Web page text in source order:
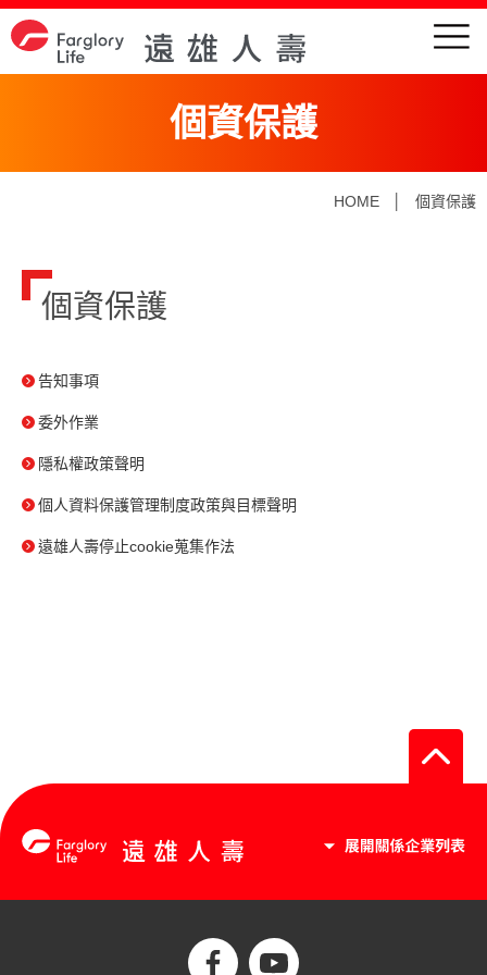
個資保護
HOME 個資保護
個資保護
告知事項
委外作業
隱私權政策聲明
個人資料保護管理制度政策與目標聲明
遠雄人壽停止cookie蒐集作法